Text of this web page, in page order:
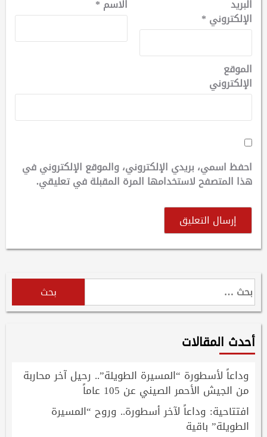
الاسم * البريد
الإلكتروني *
الموقع
الإلكتروني
احفظ اسمي، بريدي الإلكتروني، والموقع الإلكتروني في
هذا المتصفح لاستخدامها المرة المقبلة في تعليقي.
البحث
عن:
أحدث المقالات
وداعاً لأسطورة “المسيرة الطويلة”.. رحيل آخر محاربة
من الجيش الأحمر الصيني عن 105 عاماً
افتتاحية: وداعاً لآخر أسطورة.. وروح “المسيرة
الطويلة” باقية